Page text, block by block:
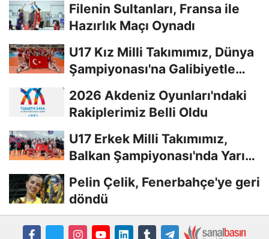
Filenin Sultanları, Fransa ile
Hazırlık Maçı Oynadı
U17 Kız Milli Takımımız, Dünya
Şampiyonası'na Galibiyetle
2026 Akdeniz Oyunları'ndaki
Rakiplerimiz Belli Oldu
U17 Erkek Milli Takımımız,
Balkan Şampiyonası'nda Yarı
Pelin Çelik, Fenerbahçe'ye geri
döndü